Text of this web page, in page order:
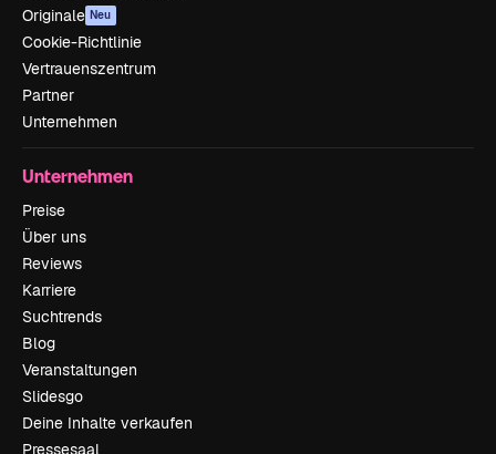
Originale Neu
Cookie-Richtlinie
Vertrauenszentrum
Partner
Unternehmen
Unternehmen
Preise
Über uns
Reviews
Karriere
Suchtrends
Blog
Veranstaltungen
Slidesgo
Deine Inhalte verkaufen
Pressesaal